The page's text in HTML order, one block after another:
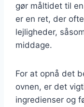
gør måltidet til
er en ret, der
lejligheder,
middage.
For at opnå det
ovnen, er det
ingredienser og